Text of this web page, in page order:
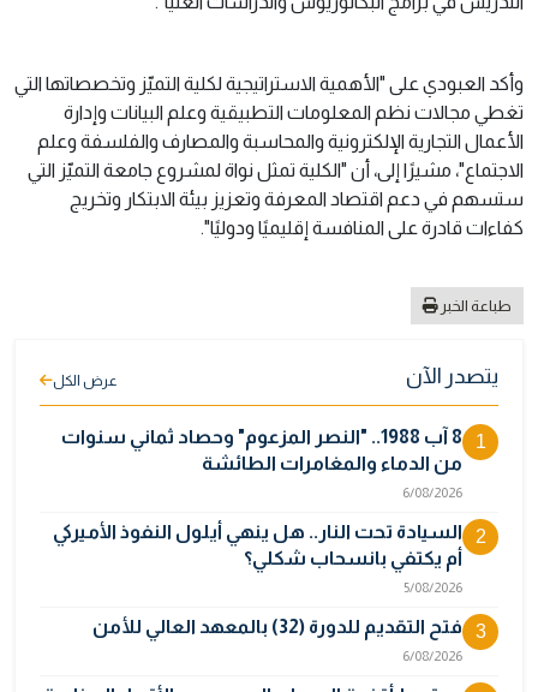
وأكد العبودي على "الأهمية الاستراتيجية لكلية التميّز وتخصصاتها التي
تغطي مجالات نظم المعلومات التطبيقية وعلم البيانات وإدارة
الأعمال التجارية الإلكترونية والمحاسبة والمصارف والفلسفة وعلم
الاجتماع"، مشيرًا إلى، أن "الكلية تمثل نواة لمشروع جامعة التميّز التي
ستسهم في دعم اقتصاد المعرفة وتعزيز بيئة الابتكار وتخريج
كفاءات قادرة على المنافسة إقليميًا ودوليًا".
طباعة الخبر
يتصدر الآن عرض الكل
1
8 آب 1988.. "النصر المزعوم" وحصاد ثماني سنوات
من الدماء والمغامرات الطائشة
6/08/2026
2
السيادة تحت النار.. هل ينهي أيلول النفوذ الأميركي
أم يكتفي بانسحاب شكلي؟
5/08/2026
3 فتح التقديم للدورة (32) بالمعهد العالي للأمن
6/08/2026